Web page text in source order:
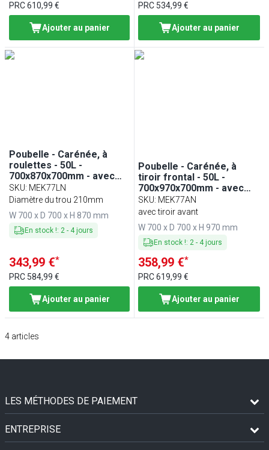
PRC610,99 €
Ajouter au panier
PRC 534,99 €
Ajouter au panier
Poubelle - Carénée, à
roulettes - 50L -
700x870x700mm - avec
bac intérieur amovible,
ouverture d’insertion,
frontal - Acier inoxydable
SKU: MEK77LN
Diamètre du trou 210mm
W 700 x D 700 x H 870 mm
En stock !: 2 - 4 jours
343,99 €*
PRC 584,99 €
Ajouter au panier
Poubelle - Carénée, à
tiroir frontal - 50L -
700x970x700mm - avec
roulettes, bac intérieur
amovible, fermeture
dosseret 100x15mm -
Acier inoxydable
SKU: MEK77AN
avec tiroir avant
W 700 x D 700 x H 970 mm
En stock !: 2 - 4 jours
358,99 €*
PRC619,99 €
Ajouter au panier
4 articles
LES MÉTHODES DE PAIEMENT
ENTREPRISE